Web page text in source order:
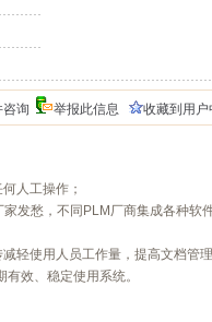
咨询 举报此信息 收藏到用户
人工操作；
发愁，不同PLM厂商集成各种软
轻使用人员工作量，提高文档管理
效、稳定使用系统。